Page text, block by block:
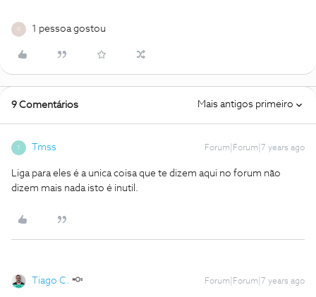
R 1 pessoa gostou
9 Comentários Mais antigos primeiro
T Tmss Forum|Forum|7 years ago
Liga para eles é a unica coisa que te dizem aqui no forum não
dizem mais nada isto é inutil.
Tiago C. Forum|Forum|7 years ago